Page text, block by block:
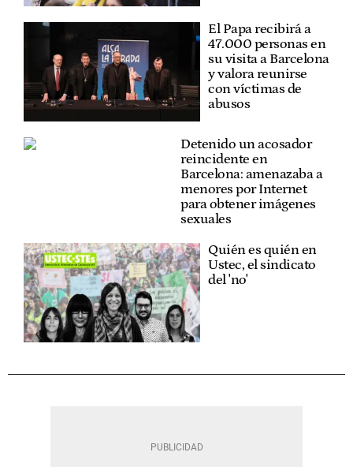
El Papa recibirá a
47.000 personas en
su visita a Barcelona
y valora reunirse
con víctimas de
abusos
Detenido un acosador
reincidente en
Barcelona: amenazaba a
menores por Internet
para obtener imágenes
sexuales
Quién es quién en
Ustec, el sindicato
del 'no'